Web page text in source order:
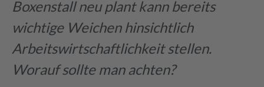
wichtige Weichen hinsichtlich
Arbeitswirtschaftlichkeit stellen.
Worauf sollte man achten?